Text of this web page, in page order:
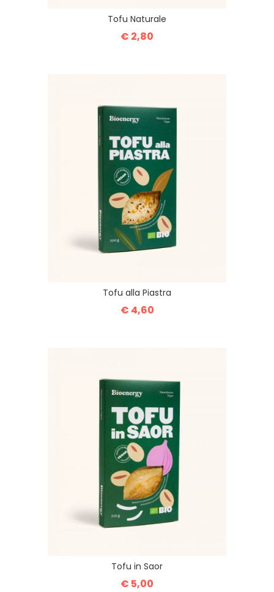
Tofu Naturale
€ 2,80
Tofu alla Piastra
€ 4,60
Tofu in Saor
€ 5,00